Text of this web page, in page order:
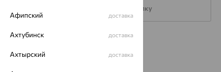
Подписаться на рассылку
Каталог
Акции
Афипский доставка
Ахтубинск доставка
Ахтырский доставка